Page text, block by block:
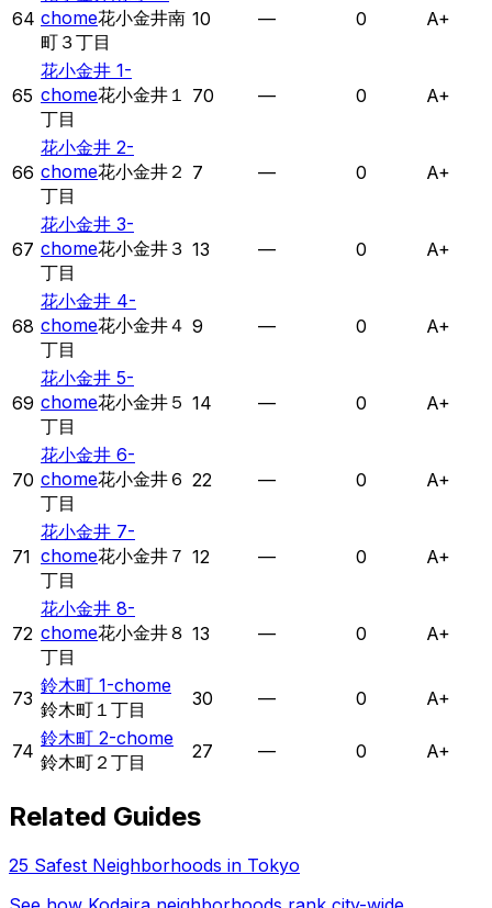
64 chome花小金井南
町３丁目
10 — 0 A+
65
花小金井 1-
chome花小金井１
丁目
70 — 0 A+
66
花小金井 2-
chome花小金井２
丁目
7 — 0 A+
67
花小金井 3-
chome花小金井３
丁目
13 — 0 A+
68
花小金井 4-
chome花小金井４
丁目
9 — 0 A+
69
花小金井 5-
chome花小金井５
丁目
14 — 0 A+
70
花小金井 6-
chome花小金井６
丁目
22 — 0 A+
71
花小金井 7-
chome花小金井７
丁目
12 — 0 A+
72
花小金井 8-
chome花小金井８
丁目
13 — 0 A+
73
鈴木町 1-chome
鈴木町１丁目
30 — 0 A+
74
鈴木町 2-chome
鈴木町２丁目
27 — 0 A+
Related Guides
25 Safest Neighborhoods in Tokyo